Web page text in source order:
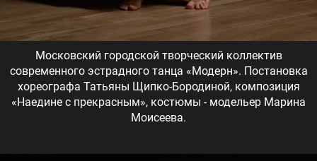
Московский городской творческий коллектив
современного эстрадного танца «Модерн». Постановка
хореографа Татьяны Щипко-Бородиной, композиция
«Наедине с прекрасным», костюмы - модельер Марина
Моисеева.